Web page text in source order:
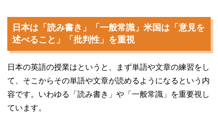
日本は「読み書き」「一般常識」米国は「意見を
述べること」「批判性」を重視
日本の英語の授業はというと、まず単語や文章の練習をし
て、そこからその単語や文章が読めるようになるという内
容です。いわゆる「読み書き」や「一般常識」を重要視し
ています。